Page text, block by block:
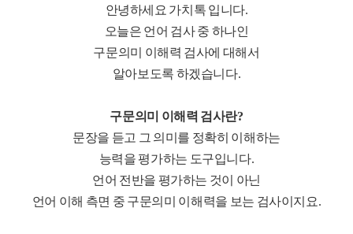
안녕하세요 가치톡 입니다.
오늘은 언어 검사 중 하나인
구문의미 이해력 검사에 대해서
알아보도록 하겠습니다.
구문의미 이해력 검사란?
문장을 듣고 그 의미를 정확히 이해하는
능력을 평가하는 도구입니다.
언어 전반을 평가하는 것이 아닌
언어 이해 측면 중 구문의미 이해력을 보는 검사이지요.